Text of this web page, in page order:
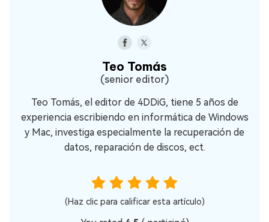
Teo Tomás
(senior editor)
Teo Tomás, el editor de 4DDiG, tiene 5 años de
experiencia escribiendo en informática de Windows
y Mac, investiga especialmente la recuperación de
datos, reparación de discos, ect.
(Haz clic para calificar esta artículo)